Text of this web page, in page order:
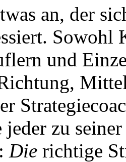
an, der
Sowohl
und
jeder zu
Die richtige